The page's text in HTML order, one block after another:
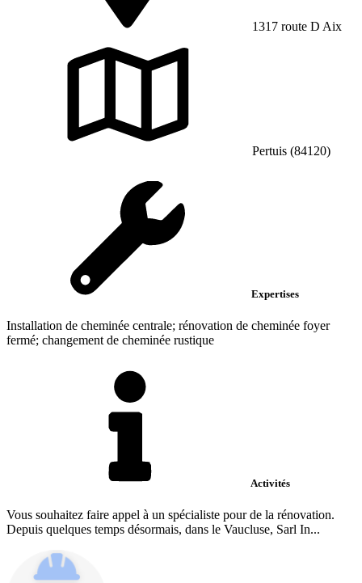
1317 route D Aix
Pertuis (84120)
Expertises
Installation de cheminée centrale; rénovation de cheminée foyer
fermé; changement de cheminée rustique
Activités
Vous souhaitez faire appel à un spécialiste pour de la rénovation.
Depuis quelques temps désormais, dans le Vaucluse, Sarl In...